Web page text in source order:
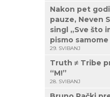
Nakon pet
pauze, Neven
singl „Sve što
pismo
29. SVIBANJ
Truth ≠ Tribe
“M!”
28. SVIBANJ